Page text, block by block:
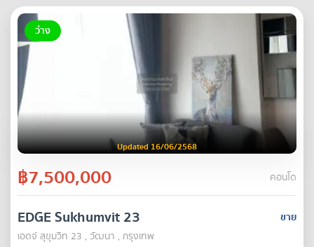
ว่าง
Updated 16/06/2568
฿7,500,000 คอนโด
ขาย
EDGE Sukhumvit 23
เอดจ์ สุขุมวิท 23 , วัฒนา , กรุงเทพ